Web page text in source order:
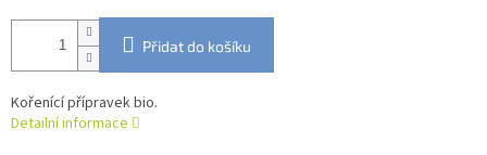
Přidat do košíku
Kořenící přípravek bio.
Detailní informace